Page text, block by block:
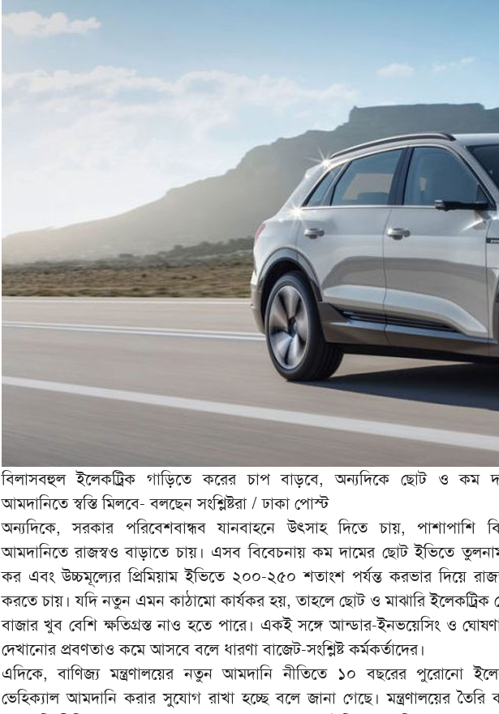
বিলাসবহুল ইলেকট্রিক গাড়িতে করের চাপ বাড়বে, অন্যদিকে ছোট ও কম
আমদানিতে স্বস্তি মিলবে- বলছেন সংশ্লিষ্টরা / ঢাকা পোস্ট
অন্যদিকে, সরকার পরিবেশবান্ধব যানবাহনে উৎসাহ দিতে চায়, পাশাপাশি
আমদানিতে রাজস্বও বাড়াতে চায়। এসব বিবেচনায় কম দামের ছোট ইভিতে
কর এবং উচ্চমূল্যের প্রিমিয়াম ইভিতে ২০০-২৫০ শতাংশ পর্যন্ত করভার দিয়ে
করতে চায়। যদি নতুন এমন কাঠামো কার্যকর হয়, তাহলে ছোট ও মাঝারি ইলেকট্রিক
বাজার খুব বেশি ক্ষতিগ্রস্ত নাও হতে পারে। একই সঙ্গে আন্ডার-ইনভয়েসিং ও
দেখানোর প্রবণতাও কমে আসবে বলে ধারণা বাজেট-সংশ্লিষ্ট কর্মকর্তাদের।
এদিকে, বাণিজ্য মন্ত্রণালয়ের নতুন আমদানি নীতিতে ১০ বছরের পুরোনো
ভেহিক্যাল আমদানি করার সুযোগ রাখা হচ্ছে বলে জানা গেছে। মন্ত্রণালয়ের